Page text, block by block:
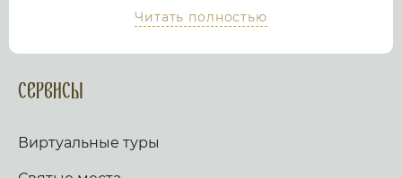
мы дадим людям возможность посетить любой
храм или дольмен не выходя из дома, просто
помощь в возжжения свечей за здравие и
упокой в христианских храмах Иерусалима и
вопросом. Письма помещаются в Стену Плача,
Читать полностью
Сервисы
Виртуальные туры